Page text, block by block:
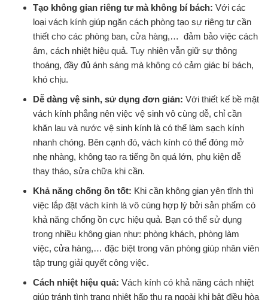
Tạo không gian riêng tư mà không bí bách: Với các
loại vách kính giúp ngăn cách phòng tạo sự riêng tư cần
thiết cho các phòng ban, cửa hàng,… đảm bảo việc cách
âm, cách nhiệt hiệu quả. Tuy nhiên vẫn giữ sự thông
thoáng, đầy đủ ánh sáng mà không có cảm giác bí bách,
khó chịu.
Dễ dàng vệ sinh, sử dụng đơn giản: Với thiết kế bề mặt
vách kính phẳng nên việc vệ sinh vô cùng dễ, chỉ cần
khăn lau và nước vệ sinh kính là có thể làm sạch kính
nhanh chóng. Bên cạnh đó, vách kính có thể đóng mở
nhẹ nhàng, không tạo ra tiếng ồn quá lớn, phụ kiện dễ
thay tháo, sửa chữa khi cần.
Khả năng chống ồn tốt: Khi cần không gian yên tĩnh thì
việc lắp đặt vách kính là vô cùng hợp lý bởi sản phẩm có
khả năng chống ồn cực hiệu quả. Bạn có thể sử dụng
trong nhiều không gian như: phòng khách, phòng làm
việc, cửa hàng,… đặc biệt trong văn phòng giúp nhân viên
tập trung giải quyết công việc.
Cách nhiệt hiệu quả: Vách kính có khả năng cách nhiệt
giúp tránh tình trạng nhiệt hấp thu ra ngoài khi bật điều hòa